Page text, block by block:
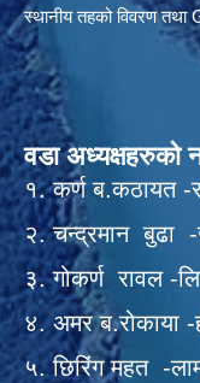
स्थानीय तहको विवरण तथा
वडा अध्यक्षहरुको
१. कर्ण ब.कठायत
२. चन्द्रमान बुढा
३. गोकर्ण रावल -
४. अमर
५. छिरिंग महत -